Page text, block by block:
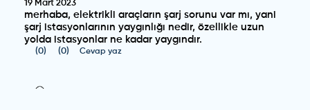
19 Mart 2023
merhaba, elektrikli araçların şarj sorunu var mı, yani
şarj istasyonlarının yaygınlığı nedir, özellikle uzun
yolda istasyonlar ne kadar yaygındır.
(0) (0) Cevap yaz